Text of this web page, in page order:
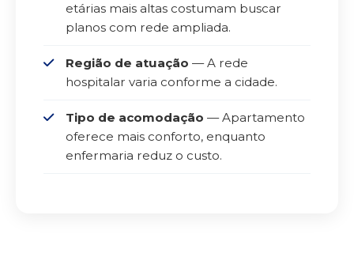
etárias mais altas costumam buscar
planos com rede ampliada.
Região de atuação — A rede
hospitalar varia conforme a cidade.
Tipo de acomodação — Apartamento
oferece mais conforto, enquanto
enfermaria reduz o custo.